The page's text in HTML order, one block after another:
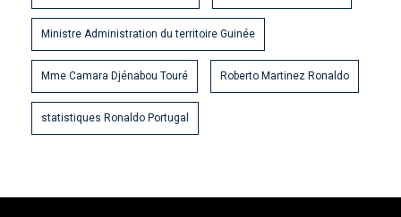
Ministre Administration du territoire Guinée
Mme Camara Djénabou Touré Roberto Martinez Ronaldo
statistiques Ronaldo Portugal